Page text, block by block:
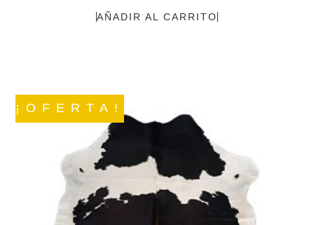
AÑADIR AL CARRITO
¡OFERTA!